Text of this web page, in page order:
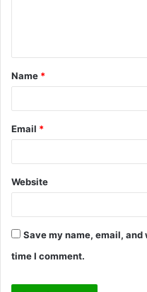
t
*
Name *
Email *
Website
Save my name, email,
time I comment.